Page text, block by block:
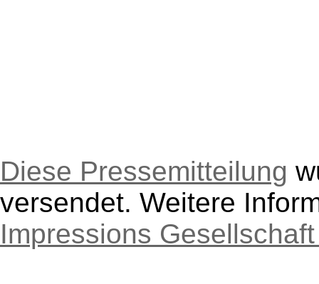
Diese Pressemitteilung
versendet. Weitere
Impressions